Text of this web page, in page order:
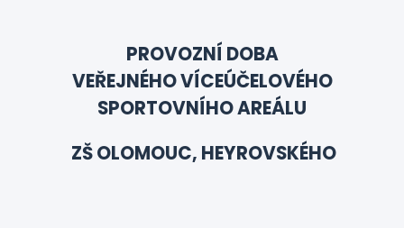
PROVOZNÍ DOBA
VEŘEJNÉHO VÍCEÚČELOVÉHO
SPORTOVNÍHO AREÁLU
ZŠ OLOMOUC, HEYROVSKÉHO